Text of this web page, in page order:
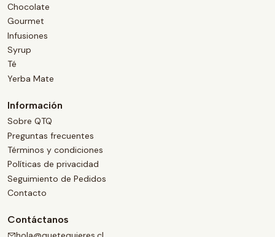
Chocolate
Gourmet
Infusiones
Syrup
Té
Yerba Mate
Información
Sobre QTQ
Preguntas frecuentes
Términos y condiciones
Políticas de privacidad
Seguimiento de Pedidos
Contacto
Contáctanos